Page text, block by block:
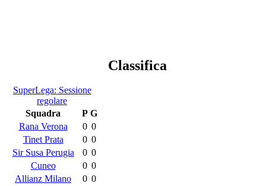
Classifica
SuperLega: Sessione
regolare
Squadra
P G
Rana Verona
0 0
Tinet Prata
0 0
Sir Susa Perugia
0 0
Cuneo
0 0
Allianz Milano
0 0